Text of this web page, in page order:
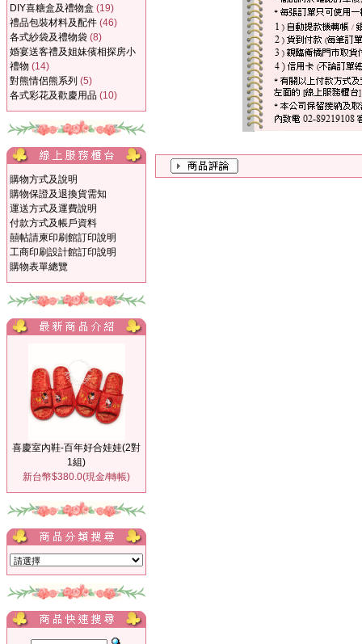
DIY喜糖盒及禮物盒 (19)
禮品包裝材料及配件 (46)
各式紗袋及禮物袋 (8)
婚宴送客禮及姐妹儐相探房小
禮物 (14)
對熊情侶熊系列 (5)
各式彩花及歡慶用品 (10)
購物方式及說明
購物保證及退換貨需知
運送方式及運費說明
付款方式及帳戶資料
囍帖請柬印刷館訂印說明
工商印刷設計館訂印說明
購物表單總覽
喜慶室內鞋-百年好合娃娃(2對
1組)
新台幣$380.0(現金/轉帳)